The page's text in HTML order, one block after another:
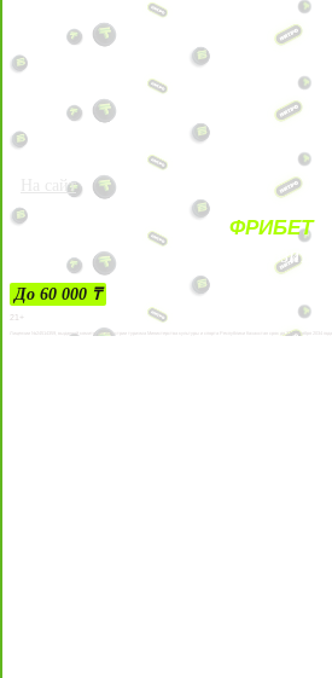
На сайт
ФРИБЕТ
ЗА ДЕПОЗИТЫ
До 60 000 ₸
21+
Лицензии №24514359, выданной комитетом индустрии туризма Министерства культуры и спорта Республики Казахстан срок до 27 сентября 2034 года.